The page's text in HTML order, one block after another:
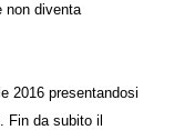
non diventa
2016 presentandosi
Fin da subito il